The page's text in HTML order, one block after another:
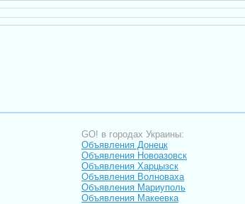
GO! в городах Украины:
Объявления Донецк
Объявления Новоазовск
Объявления Харцызск
Объявления Волноваха
Объявления Мариуполь
Объявления Макеевка